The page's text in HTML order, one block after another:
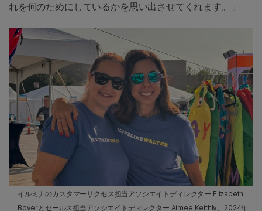
れを何のためにしているかを思い出させてくれます。」
イルミナのカスタマーサクセス担当アソシエイトディレクター Elizabeth
Boyerとセールス担当アソシエイトディレクター Aimee Keithly、2024年